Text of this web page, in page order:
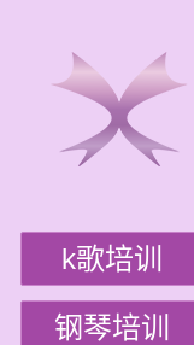
k歌培训
钢琴培训